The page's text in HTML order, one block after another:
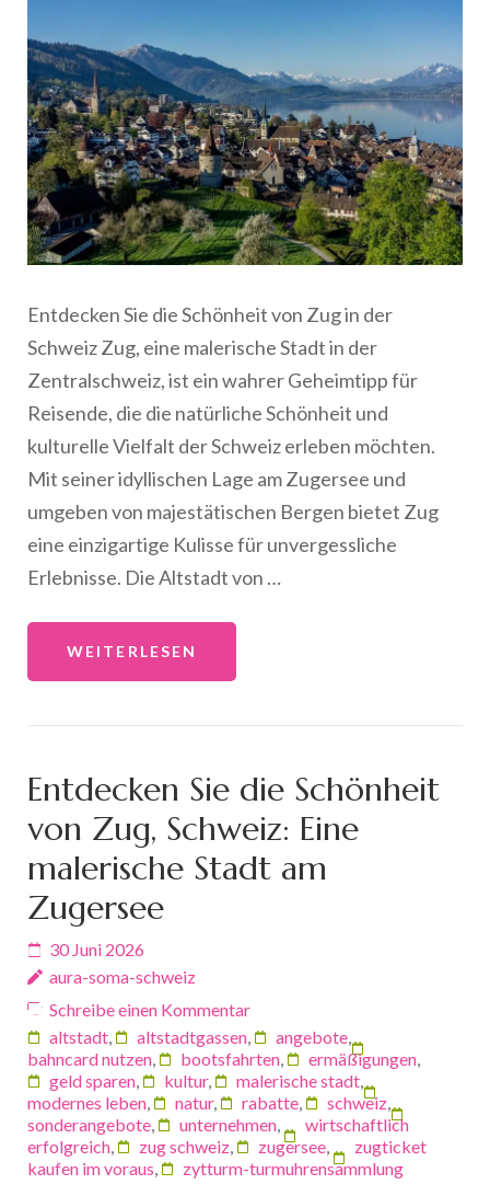
Entdecken Sie die Schönheit von Zug in der
Schweiz Zug, eine malerische Stadt in der
Zentralschweiz, ist ein wahrer Geheimtipp für
Reisende, die die natürliche Schönheit und
kulturelle Vielfalt der Schweiz erleben möchten.
Mit seiner idyllischen Lage am Zugersee und
umgeben von majestätischen Bergen bietet Zug
eine einzigartige Kulisse für unvergessliche
Erlebnisse. Die Altstadt von …
WEITERLESEN
Entdecken Sie die Schönheit
von Zug, Schweiz: Eine
malerische Stadt am
Zugersee
30 Juni 2026
aura-soma-schweiz
Schreibe einen Kommentar
altstadt, altstadtgassen, angebote,
bahncard nutzen, bootsfahrten, ermäßigungen,
geld sparen, kultur, malerische stadt,
modernes leben, natur, rabatte, schweiz,
sonderangebote, unternehmen,
wirtschaftlich
erfolgreich, zug schweiz, zugersee,
zugticket
kaufen im voraus, zytturm-turmuhrensammlung